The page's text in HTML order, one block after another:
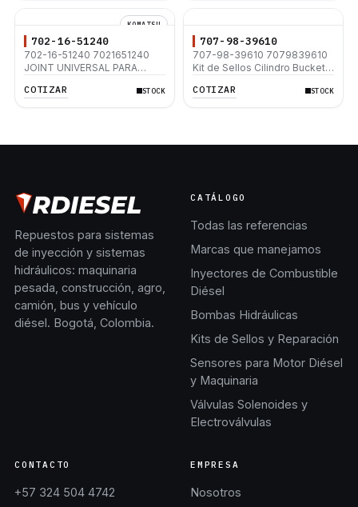
KOMATSU
702-16-51240
702-16-51240 7021651240
JOINT UNIVERSAL PARA
PC200-6 PC200-7 PC200-8
COTIZAR STOCK
707-98-39610
707-98-39610 7079839610
Kit de Sellos Cilindro Bucket -
Komatsu PC200-8 PC200LC-
COTIZAR STOCK
Repuestos para sistemas
de inyección y sistemas
hidráulicos: maquinaria
pesada, construcción, agro,
camión, bus y vehículo
diésel. Bogotá, Colombia.
CATÁLOGO
Todas las referencias
Marcas que manejamos
Inyectores de Combustible
Diésel
Bombas Hidráulicas
Kits de Sellos y Reparación
Sensores para Motor Diésel
y Maquinaria
Válvulas Solenoides y
Electroválvulas
CONTACTO
+57 324 504 4742
EMPRESA
Nosotros